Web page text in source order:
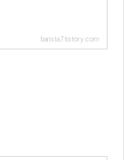
barista7.tistory.com